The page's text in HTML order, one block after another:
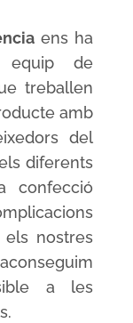
ens ha
de
treballen
amb
del
diferents
confecció
els nostres
a les